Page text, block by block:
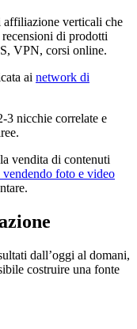
verticali che
di prodotti
VPN, corsi online.
ai network di
3 nicchie correlate e
vendita di contenuti
vendendo foto e video
dall’oggi al domani,
costruire una fonte